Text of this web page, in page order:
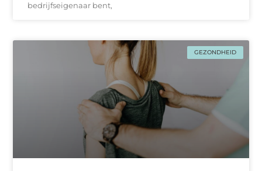
bedrijfseigenaar bent,
GEZONDHEID